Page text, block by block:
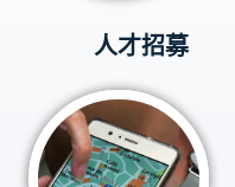
人才招募